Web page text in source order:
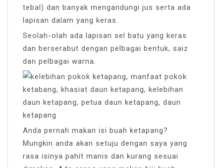
tebal) dan banyak mengandungi jus serta ada
lapisan dalam yang keras.
Seolah-olah ada lapisan sel batu yang keras
dan berserabut dengan pelbagai bentuk, saiz
dan pelbagai warna.
Anda pernah makan isi buah ketapang?
Mungkin anda akan setuju dengan saya yang
rasa isinya pahit manis dan kurang sesuai